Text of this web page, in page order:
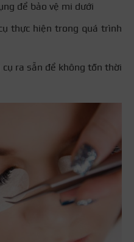
để bảo vệ mi dưới
thực hiện trong quá trình
ra sẵn để không tốn thời